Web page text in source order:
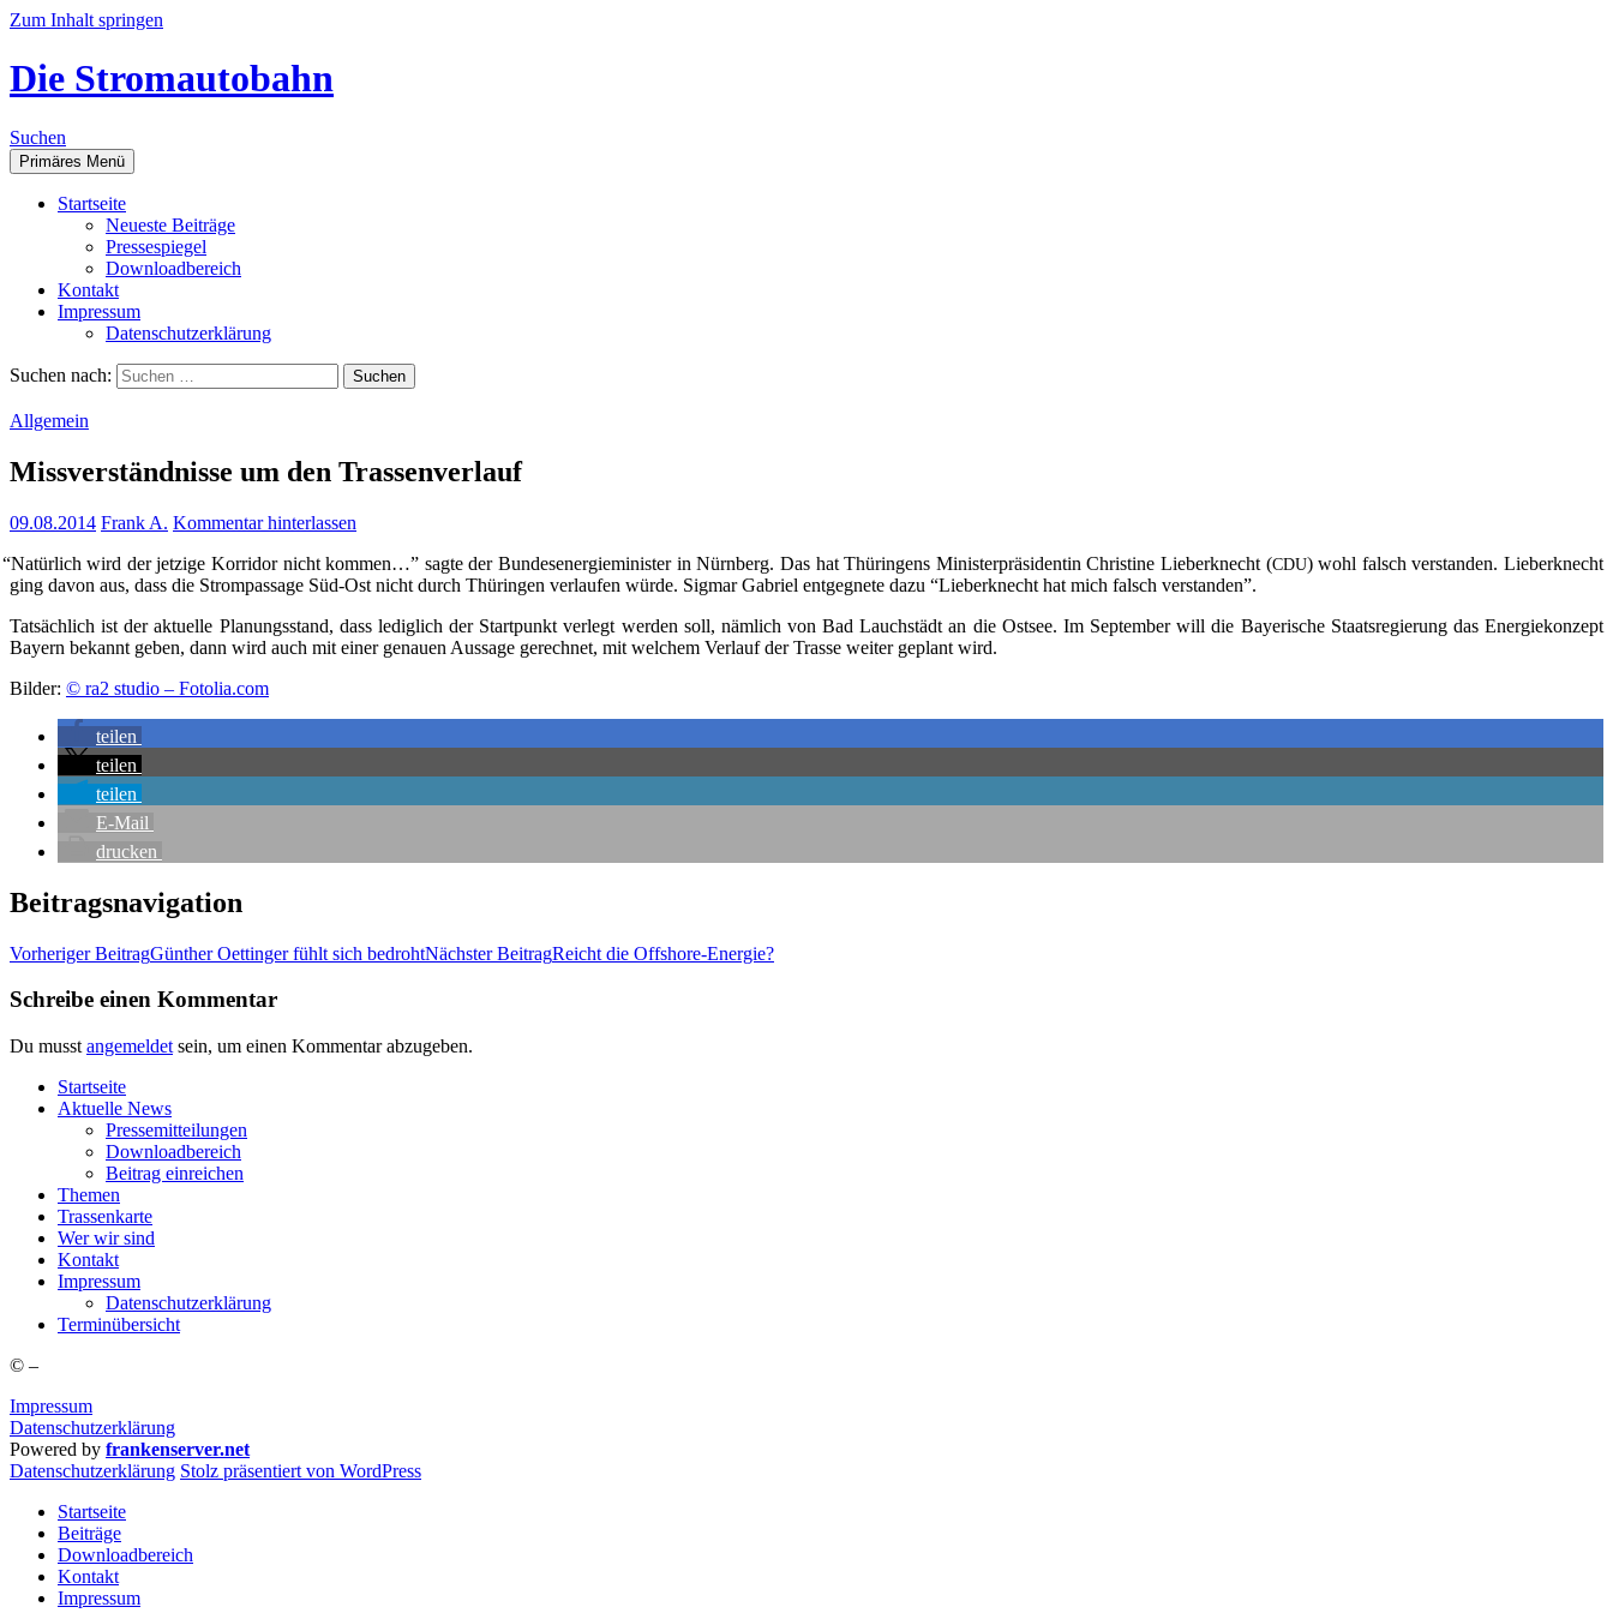
Zum Inhalt springen
Die Stromautobahn
Suchen
Primäres Menü
Start­sei­te
Neu­es­te Beiträge
Pres­se­spie­gel
Down­load­be­reich
Kon­takt
Impres­sum
Daten­schutz­er­klä­rung
Suchen nach:
Allgemein
Miss­ver­ständ­nis­se um den Trassenverlauf
09.08.2014 Frank A. Kommentar hinterlassen
“Natür­lich wird der jet­zi­ge Kor­ri­dor nicht kom­men…” sag­te der Bun­des­en­er­gie­mi­nis­ter in Nürn­berg. Das hat Thü­rin­gens Minis­ter­prä­si­den­tin Chris­ti­ne Lie­ber­knecht (CDU) wohl falsch ver­stan­den. Lie­ber­knecht
ging davon aus, dass die Strom­pas­sa­ge Süd-Ost nicht durch Thü­rin­gen ver­lau­fen wür­de. Sig­mar Gabri­el ent­geg­ne­te dazu “Lie­ber­knecht hat mich falsch verstanden”.
Tat­säch­lich ist der aktu­el­le Pla­nungs­stand, dass ledig­lich der Start­punkt ver­legt wer­den soll, näm­lich von Bad Lauch­städt an die Ost­see. Im Sep­tem­ber will die Baye­ri­sche Staats­re­gie­rung das Ener­gie­kon­zept
Bay­ern bekannt geben, dann wird auch mit einer genau­en Aus­sa­ge gerech­net, mit wel­chem Ver­lauf der Tras­se wei­ter geplant wird.
Bil­der: © ra2 stu­dio – Fotolia.com
tei­len
tei­len
tei­len
E‑Mail
dru­cken
Beitragsnavigation
Vorheriger BeitragGün­ther Oet­tin­ger fühlt sich bedrohtNächster BeitragReicht die Offshore-Energie?
Schreibe einen Kommentar
Du musst angemeldet sein, um einen Kommentar abzugeben.
Start­sei­te
Aktu­el­le News
Pres­se­mit­tei­lun­gen
Down­load­be­reich
Bei­trag einreichen
The­men
Tras­sen­kar­te
Wer wir sind
Kon­takt
Impres­sum
Daten­schutz­er­klä­rung
Ter­min­über­sicht
© –
Impressum
Datenschutzerklärung
Powered by frankenserver.net
Daten­schutz­er­klä­rung Stolz präsentiert von WordPress
Startseite
Beiträge
Downloadbereich
Kontakt
Impressum